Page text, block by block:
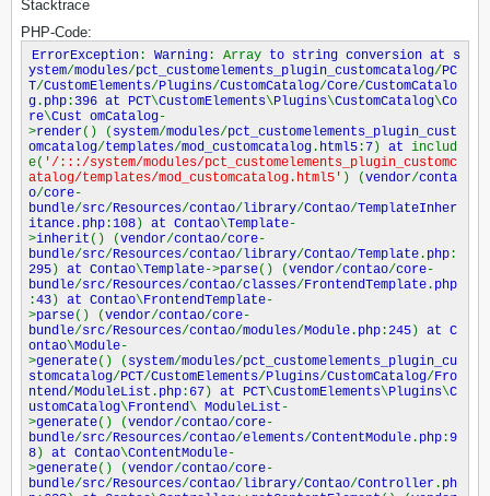
Stacktrace
PHP-Code:
ErrorException : Warning : Array to string conversion at s
ystem/modules/pct_customelements_plugin_customcatalog/PC
T/CustomElements/Plugins/CustomCatalog/Core/CustomCatalo
g . php : 396 at PCT\CustomElements\Plugins\CustomCatalog\Co
re\Cust omCatalog-
>render() ( system/modules/pct_customelements_plugin_cust
omcatalog/templates/mod_customcatalog . html5 : 7) at includ
e( '/:::/system/modules/pct_customelements_plugin_customc
atalog/templates/mod_customcatalog.html5' ) (vendor/conta
o/core-
bundle/src/Resources/contao/library/Contao/TemplateInher
itance . php :108) at Contao\Template-
>inherit () (vendor/contao/core-
bundle/src/Resources/contao/library/Contao/Template . php :
295) at Contao\Template->parse() (vendor/contao/core-
bundle/src/Resources/contao/classes/FrontendTemplate . php
:43) at Contao\FrontendTemplate-
>parse() (vendor/contao/core-
bundle/src/Resources/contao/modules/Module . php :245) at C
ontao\Module-
>generate() ( system/modules/pct_customelements_plugin_cu
stomcatalog/PCT/CustomElements/Plugins/CustomCatalog/Fro
ntend/ModuleList . php : 67) at PCT\CustomElements\Plugins\C
ustomCatalog\Frontend\ ModuleList -
>generate() (vendor/contao/core-
bundle/src/Resources/contao/elements/ContentModule . php :9
8) at Contao\ContentModule-
>generate() (vendor/contao/core-
bundle/src/Resources/contao/library/Contao/Controller . ph